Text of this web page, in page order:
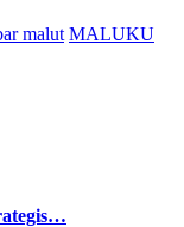
malut MALUKU